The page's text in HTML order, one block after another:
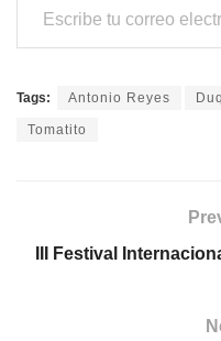
Tags: Antonio Reyes
Tomatito
III Festival